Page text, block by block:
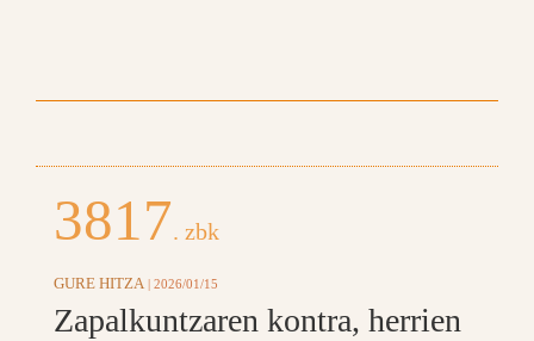
3817. zbk
GURE HITZA | 2026/01/15
Zapalkuntzaren kontra, herrien